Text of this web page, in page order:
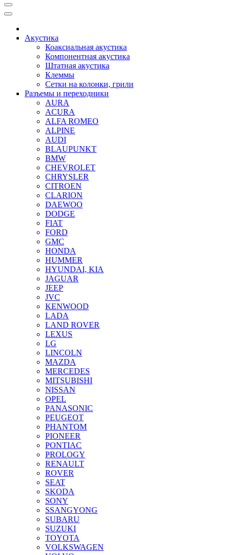
Акустика
Коаксиальная акустика
Компонентная акустика
Штатная акустика
Клеммы
Сетки на колонки, грили
Разъемы и переходники
AURA
ACURA
ALFA ROMEO
ALPINE
AUDI
BLAUPUNKT
BMW
CHEVROLET
CHRYSLER
CITROEN
CLARION
DAEWOO
DODGE
FIAT
FORD
GMC
HONDA
HUMMER
HYUNDAI, KIA
JAGUAR
JEEP
JVC
KENWOOD
LADA
LAND ROVER
LEXUS
LG
LINCOLN
MAZDA
MERCEDES
MITSUBISHI
NISSAN
OPEL
PANASONIC
PEUGEOT
PHANTOM
PIONEER
PONTIAC
PROLOGY
RENAULT
ROVER
SEAT
SKODA
SONY
SSANGYONG
SUBARU
SUZUKI
TOYOTA
VOLKSWAGEN